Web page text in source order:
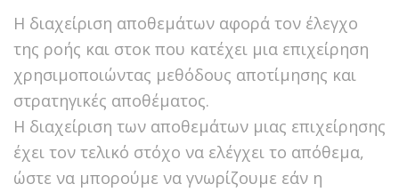
Η διαχείριση αποθεμάτων αφορά τον έλεγχο
της ροής και στοκ που κατέχει μια επιχείρηση
χρησιμοποιώντας μεθόδους αποτίμησης και
στρατηγικές αποθέματος.
Η διαχείριση των αποθεμάτων μιας επιχείρησης
έχει τον τελικό στόχο να ελέγχει το απόθεμα,
ώστε να μπορούμε να γνωρίζουμε εάν η